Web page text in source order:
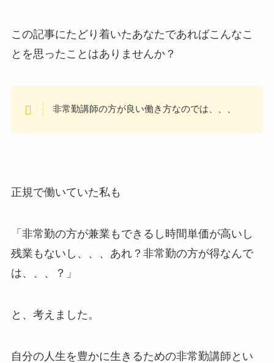
この記事にたどり着いたあなたであればこんなこ
とを思ったことはありませんか？
非常勤講師の方が良い働き方なのでは、、、
正規で働いていた私も
「非常勤の方が兼業もできるし時間単価が高いし
残業もないし、、、あれ？非常勤の方が得なんで
は、、、？」
と、考えました。
自分の人生を豊かに生きるための非常勤講師とい